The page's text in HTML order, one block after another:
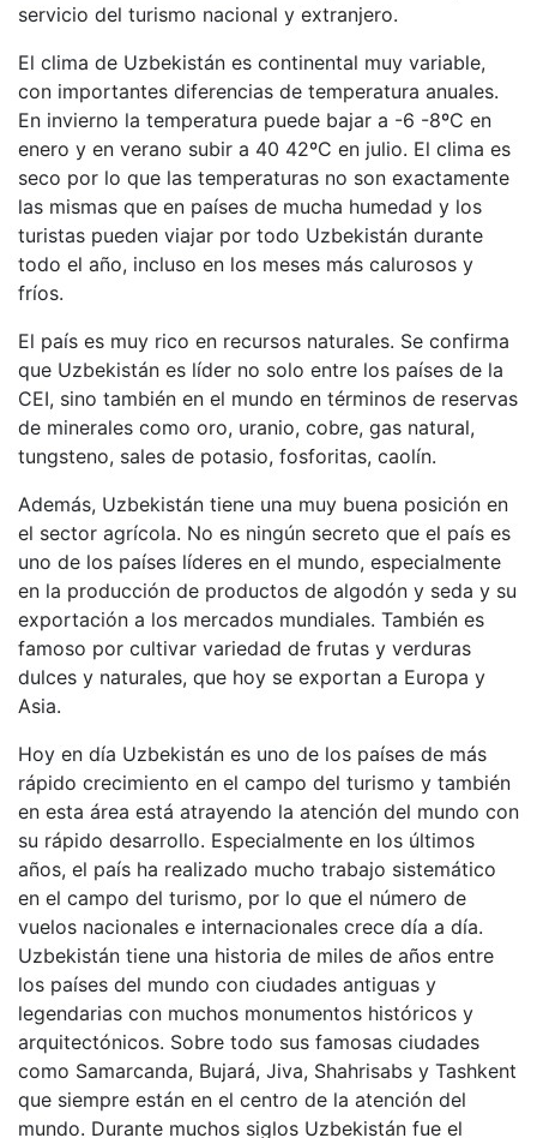
servicio del turismo nacional y extranjero.
El clima de Uzbekistán es continental muy variable,
con importantes diferencias de temperatura anuales.
En invierno la temperatura puede bajar a -6 -8ºC en
enero y en verano subir a 40 42ºC en julio. El clima es
seco por lo que las temperaturas no son exactamente
las mismas que en países de mucha humedad y los
turistas pueden viajar por todo Uzbekistán durante
todo el año, incluso en los meses más calurosos y
fríos.
El país es muy rico en recursos naturales. Se confirma
que Uzbekistán es líder no solo entre los países de la
CEI, sino también en el mundo en términos de reservas
de minerales como oro, uranio, cobre, gas natural,
tungsteno, sales de potasio, fosforitas, caolín.
Además, Uzbekistán tiene una muy buena posición en
el sector agrícola. No es ningún secreto que el país es
uno de los países líderes en el mundo, especialmente
en la producción de productos de algodón y seda y su
exportación a los mercados mundiales. También es
famoso por cultivar variedad de frutas y verduras
dulces y naturales, que hoy se exportan a Europa y
Asia.
Hoy en día Uzbekistán es uno de los países de más
rápido crecimiento en el campo del turismo y también
en esta área está atrayendo la atención del mundo con
su rápido desarrollo. Especialmente en los últimos
años, el país ha realizado mucho trabajo sistemático
en el campo del turismo, por lo que el número de
vuelos nacionales e internacionales crece día a día.
Uzbekistán tiene una historia de miles de años entre
los países del mundo con ciudades antiguas y
legendarias con muchos monumentos históricos y
arquitectónicos. Sobre todo sus famosas ciudades
como Samarcanda, Bujará, Jiva, Shahrisabs y Tashkent
que siempre están en el centro de la atención del
mundo. Durante muchos siglos Uzbekistán fue el